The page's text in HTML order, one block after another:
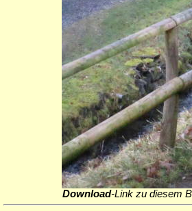
Download-Link zu diesem